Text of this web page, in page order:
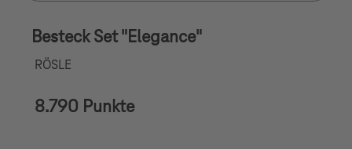
Besteck Set "Elegance"
RÖSLE
8.790 Punkte